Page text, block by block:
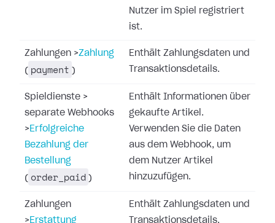
Nutzer im Spiel registriert
ist.
Zahlungen >Zahlung
( payment )
Enthält Zahlungsdaten und
Transaktionsdetails.
Spieldienste >
separate Webhooks
> Erfolgreiche
Bezahlung der
Bestellung
( order_paid )
Enthält Informationen über
gekaufte Artikel.
Verwenden Sie die Daten
aus dem Webhook, um
dem Nutzer Artikel
hinzuzufügen.
Zahlungen
> Erstattung
Enthält Zahlungsdaten und
Transaktionsdetails.